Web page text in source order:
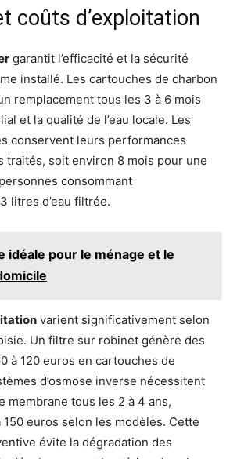
coûts d’exploitation
garantit l’efficacité et la sécurité
installé. Les cartouches de charbon
remplacement tous les 3 à 6 mois
et la qualité de l’eau locale. Les
conservent leurs performances
traités, soit environ 8 mois pour une
consommant
litres d’eau filtrée.
idéale pour le ménage et le
varient significativement selon
Un filtre sur robinet génère des
à 120 euros en cartouches de
d’osmose inverse nécessitent
membrane tous les 2 à 4 ans,
euros selon les modèles. Cette
évite la dégradation des